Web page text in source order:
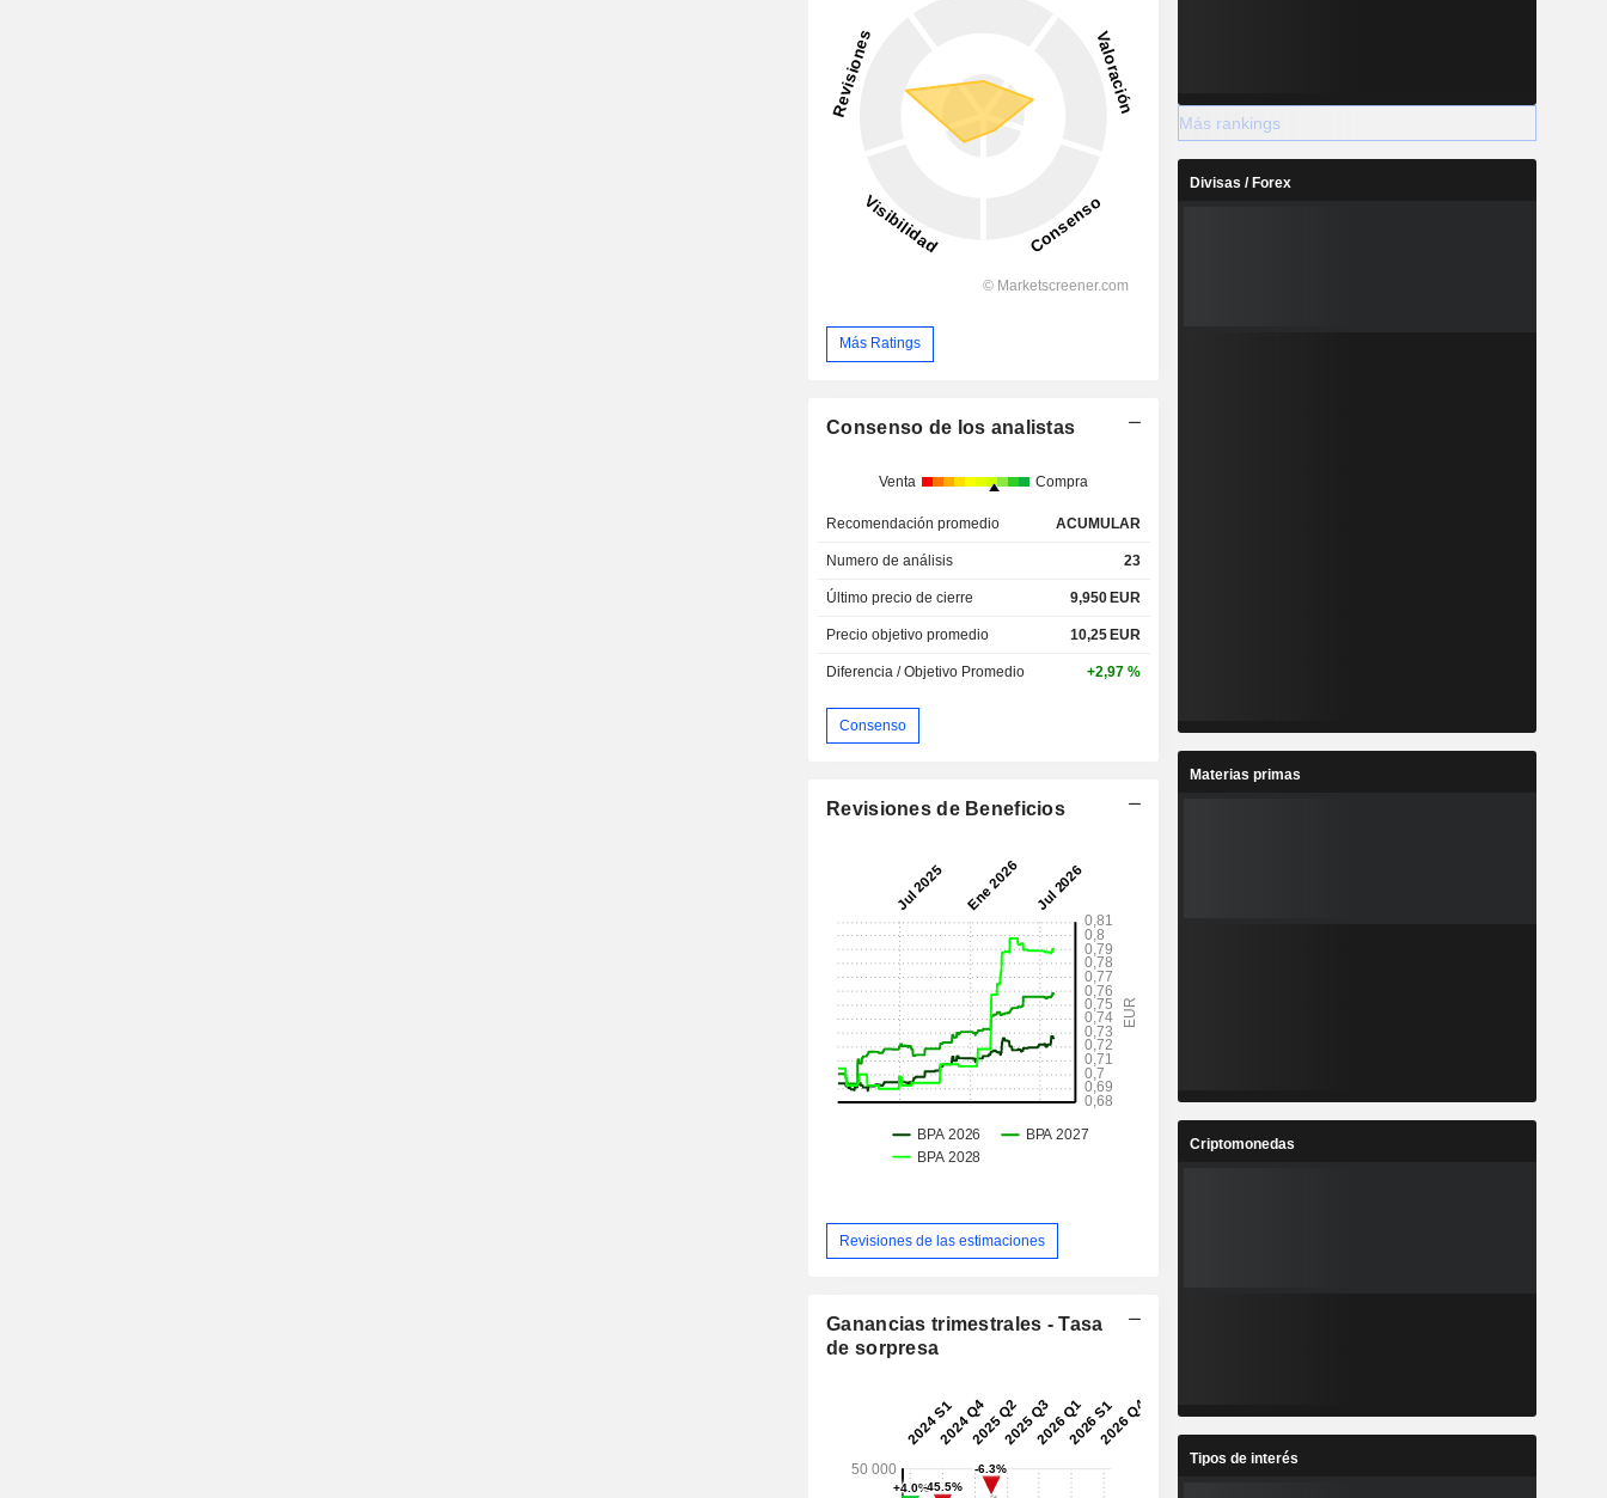
Más Ratings
Consenso de los analistas
Venta Compra
Recomendación promedio ACUMULAR
Numero de análisis 23
Último precio de cierre 9,950 EUR
Precio objetivo promedio 10,25 EUR
Diferencia / Objetivo Promedio +2,97 %
Consenso
Revisiones de Beneficios
Revisiones de las estimaciones
Ganancias trimestrales - Tasa
de sorpresa
Más rankings
Divisas / Forex
Materias primas
Criptomonedas
Tipos de interés